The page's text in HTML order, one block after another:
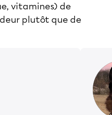
vitamines) de
plutôt que de